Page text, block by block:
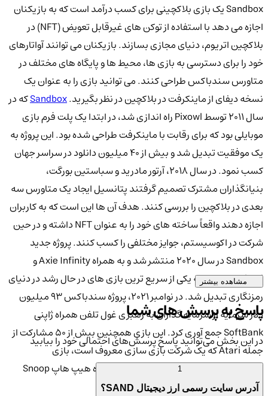
Sandbox یک بازی بلاکچینی برای کسب درآمد است که به بازیکنان
اجازه می دهد با استفاده از توکن های غیرقابل تعویض (NFT) در
بلاکچین اتریوم، دنیای مجازی بسازند. بازیکنان می توانند آواتارهای
خود را برای دسترسی به بازی ها، محیط ها و پایگاه های مختلف در
متاورس سندباکس طراحی کنند. می توانید بازی را به عنوان یک
نسخه دیفای از ماینکرفت در بلاکچین در نظر بگیرید.Sandboxکه در
سال 2011 توسط Pixowl راه اندازی شد، در ابتدا یک پلت فرم بازی
موبایلی بود که برای رقابت با ماینکرفت طراحی شده بود. این پروژه به
یک موفقیت تبدیل شد و بیش از 40 میلیون دانلود در سراسر جهان
کسب نمود. در سال 2018، آرتور مادرید و سباستین بورگت،
بنیانگذاران مشترک تصمیم گرفتند پتانسیل ایجاد یک متاورس سه
بعدی در بلاکچین را بررسی کنند. هدف آن ها این است که به کاربران
اجازه دهند واقعاً ساخته های خود را به عنوان NFT داشته و در حین
شرکت در اکوسیستم، جوایز مختلفی را کسب کنند. پروژه جدید
Sandbox در سال 2020 منتشر شد و به همراه Axie Infinity و
Decentraland به یکی از سریع ترین بازی های در حال رشد در دنیای
رمزنگاری تبدیل شد. در نوامبر 2021، پروژه سندباکس 93 میلیون
دلار سرمایه از سرمایه گذاران به رهبری غول تلفن همراه ژاپنی
SoftBank جمع آوری کرد. این بازی همچنین بیش از 50 مشارکت از
جمله Atari که یک شرکت بازی سازی معروف است، بازی
CryptoKitties، The Walking Dead و ستاره هیپ هاپ Snoop
Dogg را جذب کرد.
مشاهده بیشتر
پاسخ به پرسش های شما
در این بخش می‌توانید پاسخ پرسش‌های احتمالی خود را بیابید
آدرس سایت رسمی ارز دیجیتال SAND؟